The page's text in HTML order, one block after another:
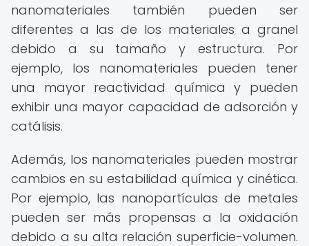
nanomateriales también pueden ser
diferentes a las de los materiales a granel
debido a su tamaño y estructura. Por
ejemplo, los nanomateriales pueden tener
una mayor reactividad química y pueden
exhibir una mayor capacidad de adsorción y
catálisis.
Además, los nanomateriales pueden mostrar
cambios en su estabilidad química y cinética.
Por ejemplo, las nanopartículas de metales
pueden ser más propensas a la oxidación
debido a su alta relación superficie-volumen.